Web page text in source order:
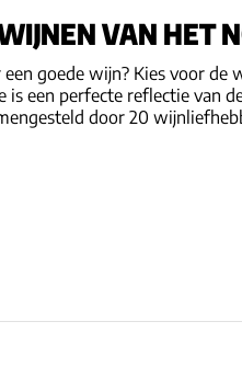
VAN HET
goede wijn? Kies voor de
is een perfecte reflectie van
door 20